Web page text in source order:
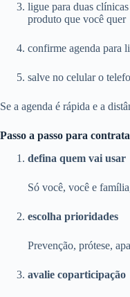
ligue para duas
produto que você quer
confirme agenda para
salve no celular o
Se a agenda é rápida e a
Passo a passo para
defina quem vai usar
Só você, você e
escolha prioridades
Prevenção, prótese,
avalie coparticipação